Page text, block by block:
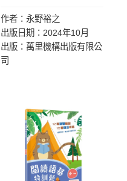
作者：永野裕之
出版日期：2024年10月
出版：萬里機構出版有限公
司